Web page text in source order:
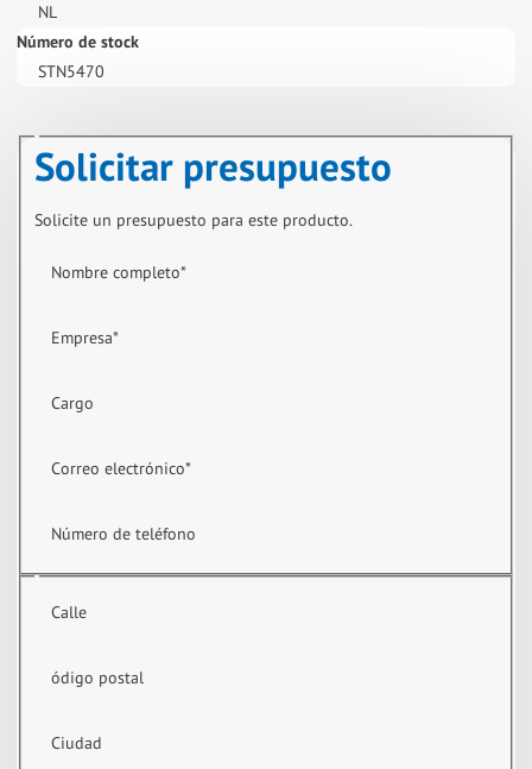
NL
Número de stock
STN5470
Solicitar presupuesto
Solicite un presupuesto para este producto.
Nombre completo*
Empresa*
Cargo
Correo electrónico*
Número de teléfono
Calle
ódigo postal
Ciudad